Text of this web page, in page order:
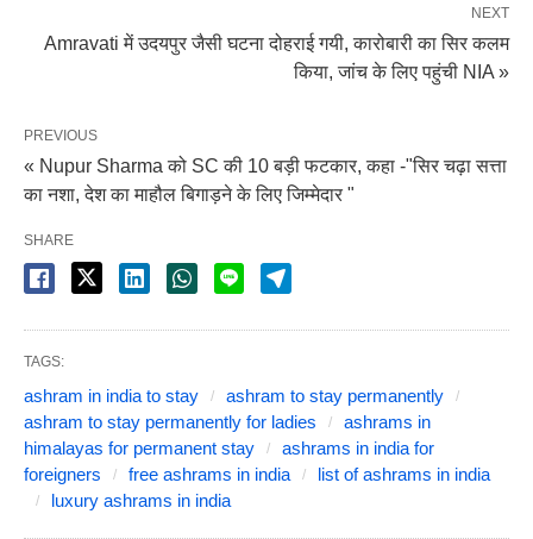
NEXT
Amravati में उदयपुर जैसी घटना दोहराई गयी, कारोबारी का सिर कलम
किया, जांच के लिए पहुंची NIA »
PREVIOUS
« Nupur Sharma को SC की 10 बड़ी फटकार, कहा -"सिर चढ़ा सत्ता
का नशा, देश का माहौल बिगाड़ने के लिए जिम्मेदार "
SHARE
TAGS:
ashram in india to stay
ashram to stay permanently
ashram to stay permanently for ladies
ashrams in
himalayas for permanent stay
ashrams in india for
foreigners
free ashrams in india
list of ashrams in india
luxury ashrams in india